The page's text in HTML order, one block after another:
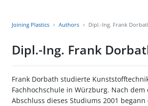
Joining Plastics Authors Dipl.-Ing. Frank
Dipl.-Ing. Frank
Frank Dorbath studierte
Fachhochschule in Würzburg. Nach
Abschluss dieses Studiums 2001 begann